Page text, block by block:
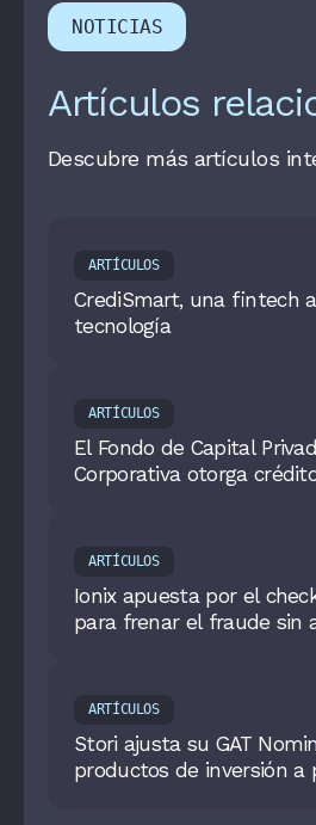
NOTICIAS
Artículos
Descubre más artículos
ARTÍCULOS
CrediSmart, una fintech
tecnología
ARTÍCULOS
El Fondo de Capital
Corporativa otorga
ayudar a más
ARTÍCULOS
Ionix apuesta por el
para frenar el fraude sin
ARTÍCULOS
Stori ajusta su GAT
productos de inversión a